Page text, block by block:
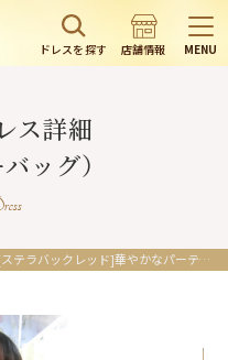
ドレスを探す 店舗情報 MENU
ス詳細
ッグ）
レンタルドレスのクレアローズ東京 |[ステラバックレッド]華やかなパーティーバック｜結婚式のお呼ばれパーティーコーディネート